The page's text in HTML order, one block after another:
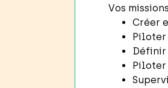
Vos
Créer
Piloter
Définir
Piloter